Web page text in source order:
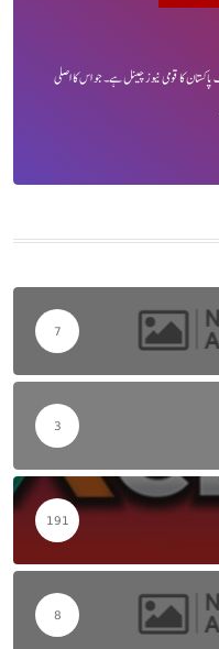
کا قومی نیوز چینل ہے۔ جو اس کا اصلی
7
3
191
8